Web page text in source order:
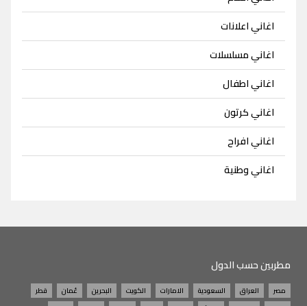
اغاني اعلانات
اغاني مسلسلات
اغاني اطفال
اغاني كرتون
اغاني افراح
اغاني وطنية
مطربين حسب الدول
مصر العراق السعودية الامارات الكويت البحرين عُمان
قطر